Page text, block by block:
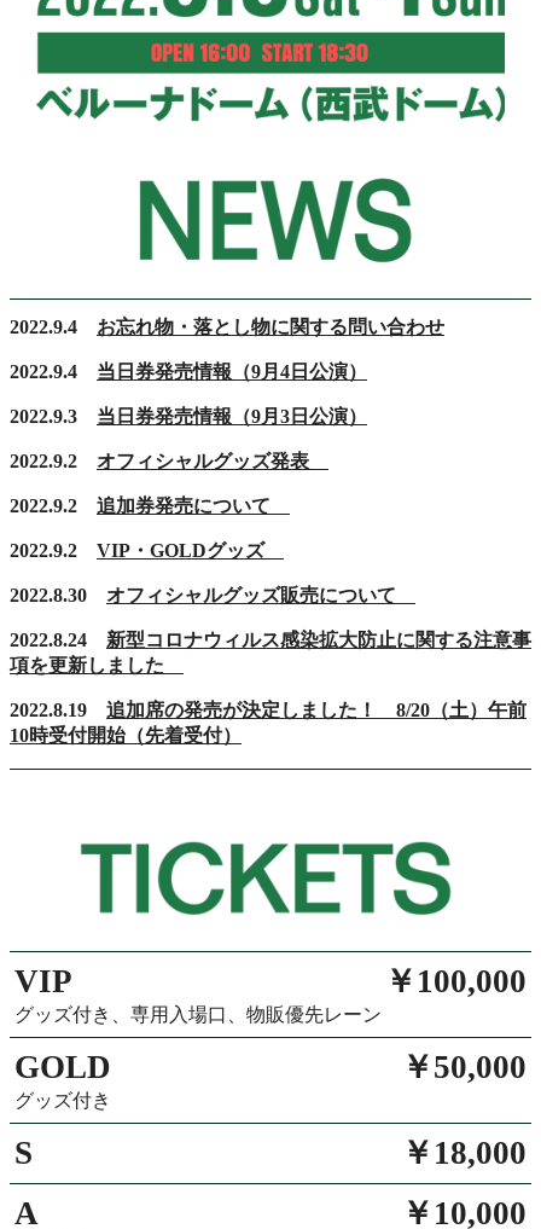
2022.9.4 お忘れ物・落とし物に関する問い合わせ
2022.9.4 当日券発売情報（9月4日公演）
2022.9.3 当日券発売情報（9月3日公演）
2022.9.2 オフィシャルグッズ発表
2022.9.2 追加券発売について
2022.9.2 VIP・GOLDグッズ
2022.8.30 オフィシャルグッズ販売について
2022.8.24 新型コロナウィルス感染拡大防止に関する注意事
項を更新しました
2022.8.19 追加席の発売が決定しました！ 8/20（土）午前
10時受付開始（先着受付）
VIP ￥100,000
グッズ付き、専用入場口、物販優先レーン
GOLD ￥50,000
グッズ付き
S
￥18,000
A
￥10,000